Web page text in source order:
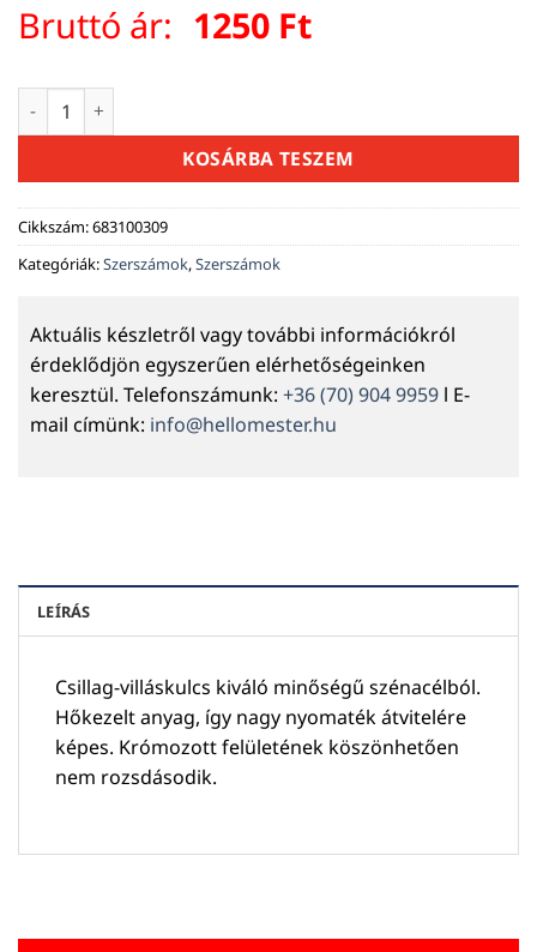
Bruttó ár: 1250 Ft
Csillag-villás kulcs 14mm mennyiség
KOSÁRBA TESZEM
Cikkszám:683100309
Kategóriák:Szerszámok,Szerszámok
Aktuális készletről vagy további információkról
érdeklődjön egyszerűen elérhetőségeinken
keresztül. Telefonszámunk: +36 (70) 904 9959 l E-
mail címünk: info@hellomester.hu
LEÍRÁS
Csillag-villáskulcs kiváló minőségű szénacélból.
Hőkezelt anyag, így nagy nyomaték átvitelére
képes. Krómozott felületének köszönhetően
nem rozsdásodik.